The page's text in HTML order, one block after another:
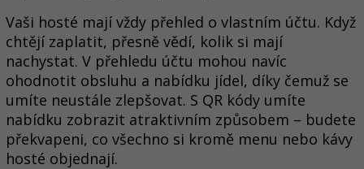
Vaši hosté mají vždy přehled o vlastním účtu. Když
chtějí zaplatit, přesně vědí, kolik si mají
nachystat. V přehledu účtu mohou navíc
ohodnotit obsluhu a nabídku jídel, díky čemuž se
umíte neustále zlepšovat. S QR kódy umíte
nabídku zobrazit atraktivním způsobem – budete
překvapeni, co všechno si kromě menu nebo kávy
hosté objednají.